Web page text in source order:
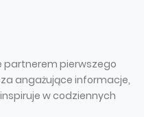
partnerem pierwszego
angażujące informacje,
w codziennych